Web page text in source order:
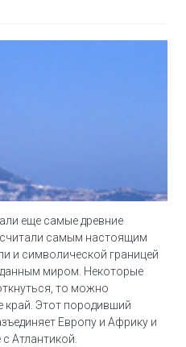
еще самые древние
считали самым настоящим
и символической границей
миром. Некоторые
то можно
край. Этот породивший
Европу и Африку и
Атлантикой.